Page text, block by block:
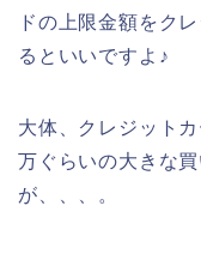
ドの上限金額をク
るといいですよ♪
大体、クレジット
万ぐらいの大きな
が、、、。